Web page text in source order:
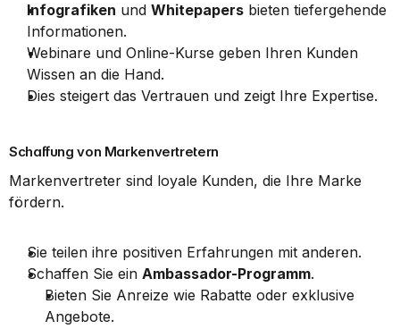
Infografiken und Whitepapers bieten tiefergehende
Informationen.
Webinare und Online-Kurse geben Ihren Kunden
Wissen an die Hand.
Dies steigert das Vertrauen und zeigt Ihre Expertise.
Schaffung von Markenvertretern
Markenvertreter sind loyale Kunden, die Ihre Marke
fördern.
Sie teilen ihre positiven Erfahrungen mit anderen.
Schaffen Sie ein Ambassador-Programm.
Bieten Sie Anreize wie Rabatte oder exklusive
Angebote.